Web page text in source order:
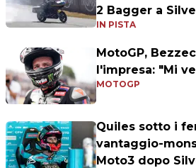
2 Bagger a
IN PISTA
MotoGP,
l'impresa: "Mi
MOTOGP
Quiles sotto i
vantaggio-
Moto3 dopo